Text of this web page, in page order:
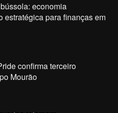
economia
estratégica para finanças em
confirma terceiro
Mourão